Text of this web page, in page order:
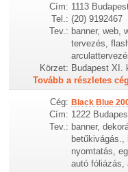
Cím: 1113
Tel.: (20) 9192467
Tev.: banner, web,
tervezés,
Körzet: Budapest XI.
Tovább a részletes
Cég: Black Blue
Cím: 1222
Tev.: banner,
betűkivágás.,
nyomtatás,
autó fóliázás,